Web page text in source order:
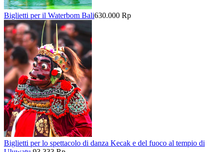
Biglietti per il Waterbom Bali630.000 Rp
Biglietti per lo spettacolo di danza Kecak e del fuoco al tempio di